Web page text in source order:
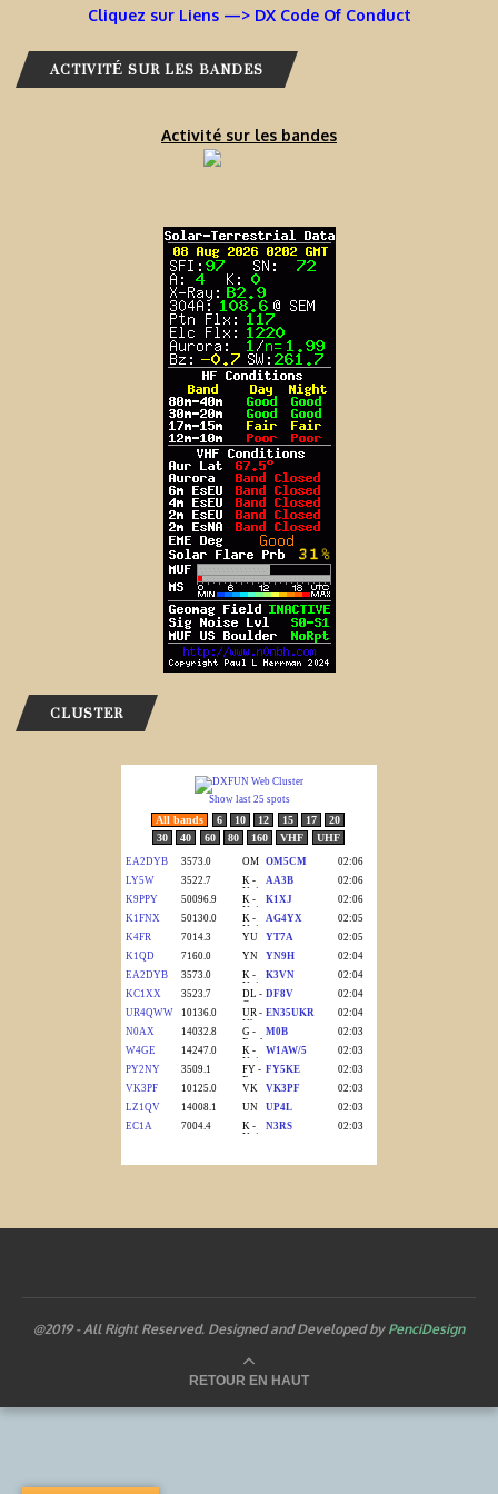
Cliquez sur Liens —> DX Code Of Conduct
ACTIVITÉ SUR LES BANDES
Activité sur les bandes
CLUSTER
@2019 - All Right Reserved. Designed and Developed by PenciDesign
RETOUR EN HAUT